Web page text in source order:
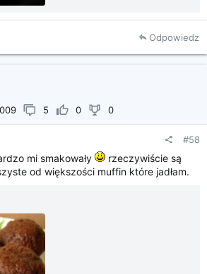
Odpowiedz
5 0 0
#58
mi smakowały
rzeczywiście są
od większości muffin które jadłam.